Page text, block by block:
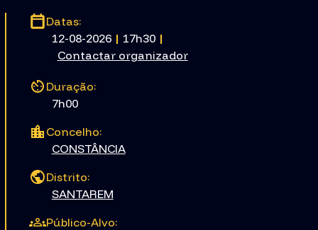
Datas:
12-08-2026 | 17h30 |
Contactar organizador
Duração:
7h00
Concelho:
CONSTÂNCIA
Distrito:
SANTAREM
Público-Alvo: